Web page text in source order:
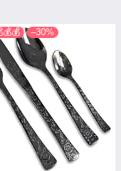
–30%